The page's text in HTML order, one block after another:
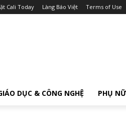
Cali Today Làng Báo Việt Terms of Use
DỤC & CÔNG NGHỆ PHỤ NỮ